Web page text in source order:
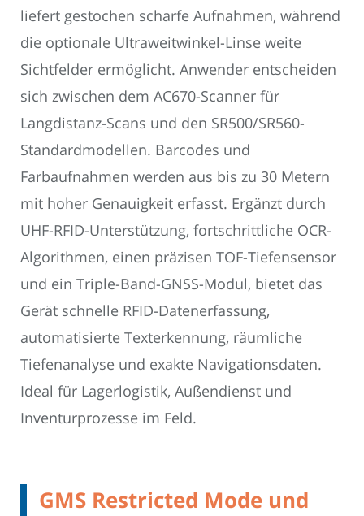
liefert gestochen scharfe Aufnahmen, während
die optionale Ultraweitwinkel-Linse weite
Sichtfelder ermöglicht. Anwender entscheiden
sich zwischen dem AC670-Scanner für
Langdistanz-Scans und den SR500/SR560-
Standardmodellen. Barcodes und
Farbaufnahmen werden aus bis zu 30 Metern
mit hoher Genauigkeit erfasst. Ergänzt durch
UHF-RFID-Unterstützung, fortschrittliche OCR-
Algorithmen, einen präzisen TOF-Tiefensensor
und ein Triple-Band-GNSS-Modul, bietet das
Gerät schnelle RFID-Datenerfassung,
automatisierte Texterkennung, räumliche
Tiefenanalyse und exakte Navigationsdaten.
Ideal für Lagerlogistik, Außendienst und
Inventurprozesse im Feld.
GMS Restricted Mode und